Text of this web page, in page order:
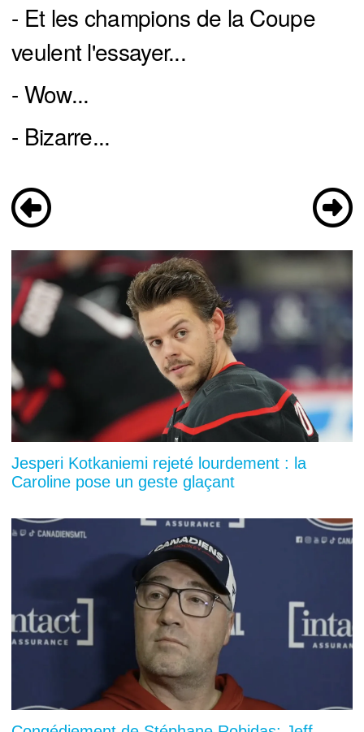
- Et les champions de la Coupe
veulent l'essayer...
- Wow...
- Bizarre...
Jesperi Kotkaniemi rejeté lourdement : la
Caroline pose un geste glaçant